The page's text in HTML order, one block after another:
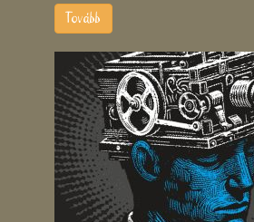
Tovább